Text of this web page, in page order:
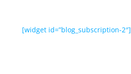
[widget id=”blog_subscription-2″]